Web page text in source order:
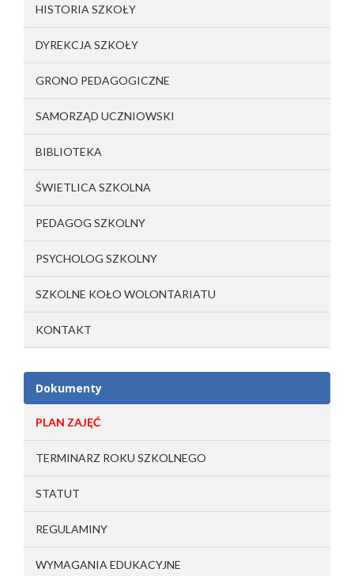
HISTORIA SZKOŁY
DYREKCJA SZKOŁY
GRONO PEDAGOGICZNE
SAMORZĄD UCZNIOWSKI
BIBLIOTEKA
ŚWIETLICA SZKOLNA
PEDAGOG SZKOLNY
PSYCHOLOG SZKOLNY
SZKOLNE KOŁO WOLONTARIATU
KONTAKT
Dokumenty
PLAN ZAJĘĆ
TERMINARZ ROKU SZKOLNEGO
STATUT
REGULAMINY
WYMAGANIA EDUKACYJNE